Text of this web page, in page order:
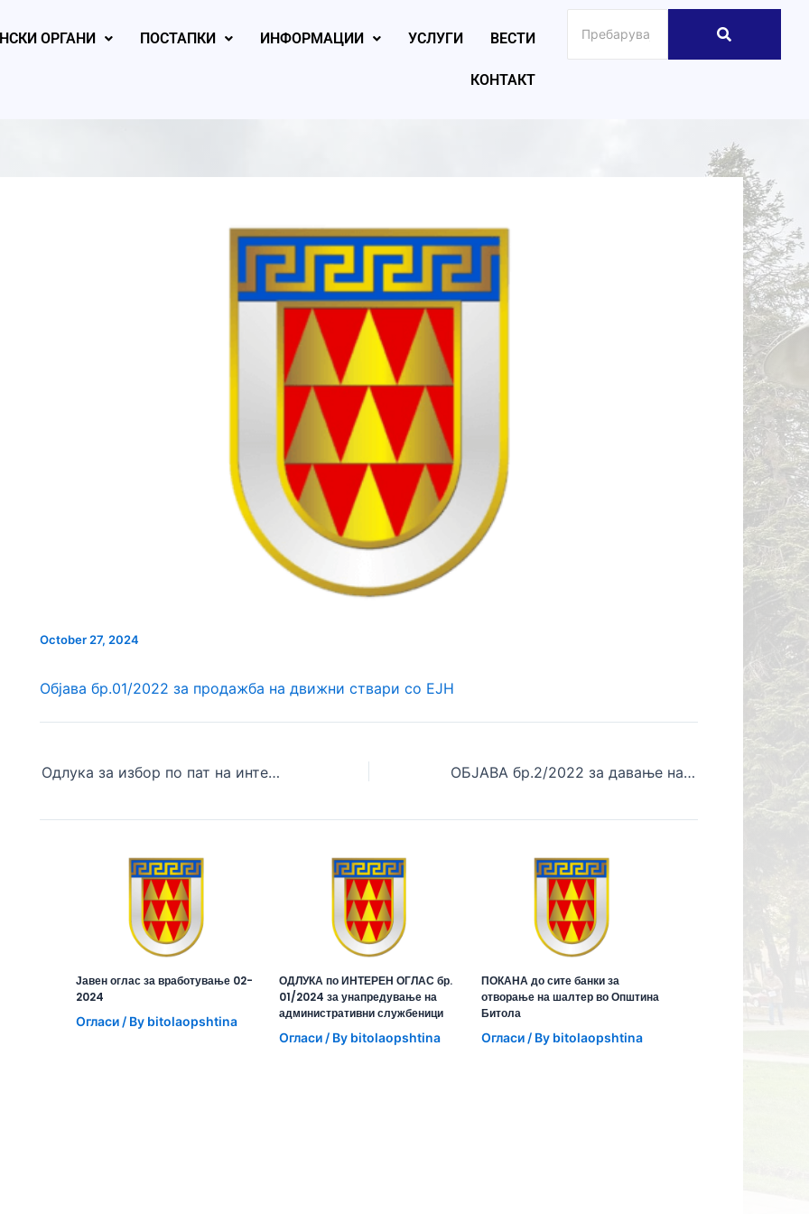
ОРГАНИ ПОСТАПКИ ИНФОРМАЦИИ УСЛУГИ ВЕСТИ
КОНТАКТ
НОВ ПАРКИНГ ПРОСТОР ВО
БИТОЛА
August 5, 2026
October 27, 2024
Објава бр.01/2022 за продажба на движни ствари со ЕЈН
Одлука за избор по пат на интерен оглас ОБЈАВА бр.2/2022 за давање на недвижни ствари во закуп
Јавен оглас за вработување 02-
2024
Огласи / By bitolaopshtina
ОДЛУКА по ИНТЕРЕН ОГЛАС бр.
01/2024 за унапредување на
административни службеници
Огласи/ By bitolaopshtina
ПОКАНА до сите банки за
отворање на шалтер во Општина
Битола
Огласи / By bitolaopshtina